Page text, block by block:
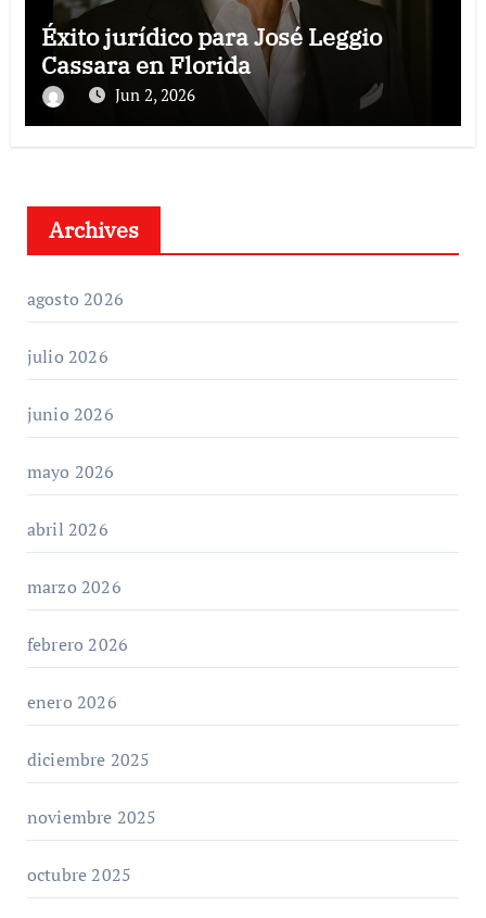
Éxito jurídico para José Leggio
Cassara en Florida
Jun 2, 2026
Archives
agosto 2026
julio 2026
junio 2026
mayo 2026
abril 2026
marzo 2026
febrero 2026
enero 2026
diciembre 2025
noviembre 2025
octubre 2025